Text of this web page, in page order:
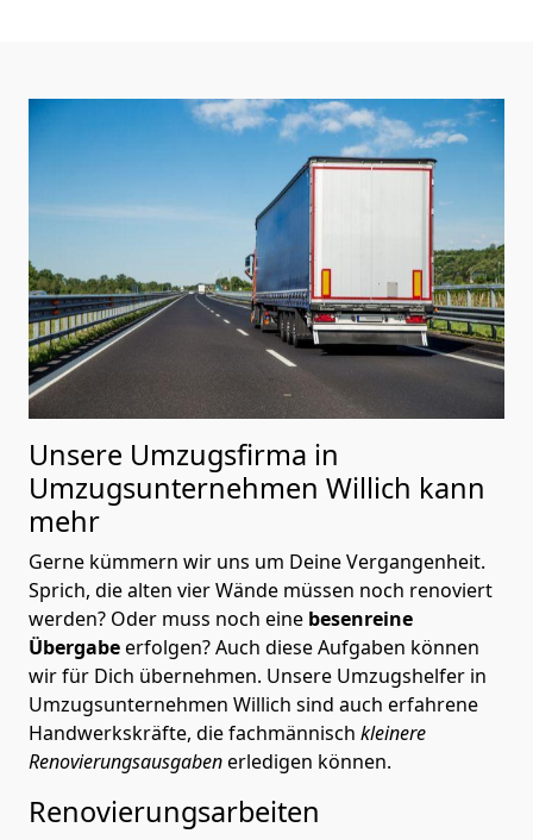
Unsere Umzugsfirma in
Umzugsunternehmen Willich kann
mehr
Gerne kümmern wir uns um Deine Vergangenheit.
Sprich, die alten vier Wände müssen noch renoviert
werden? Oder muss noch eine besenreine
Übergabeerfolgen? Auch diese Aufgaben können
wir für Dich übernehmen. Unsere Umzugshelfer in
Umzugsunternehmen Willich sind auch erfahrene
Handwerkskräfte, die fachmännisch kleinere
Renovierungsausgabenerledigen können.
Renovierungsarbeiten